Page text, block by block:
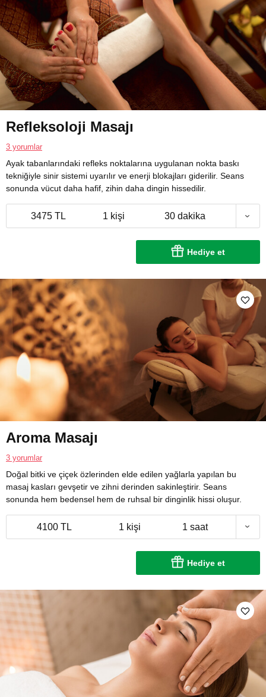
Refleksoloji Masajı
3 yorumlar
Ayak tabanlarındaki refleks noktalarına uygulanan nokta baskı
tekniğiyle sinir sistemi uyarılır ve enerji blokajları giderilir. Seans
sonunda vücut daha hafif, zihin daha dingin hissedilir.
3475 TL 1 kişi 30 dakika
Hediye et
Aroma Masajı
3 yorumlar
Doğal bitki ve çiçek özlerinden elde edilen yağlarla yapılan bu
masaj kasları gevşetir ve zihni derinden sakinleştirir. Seans
sonunda hem bedensel hem de ruhsal bir dinginlik hissi oluşur.
4100 TL 1 kişi 1 saat
Hediye et